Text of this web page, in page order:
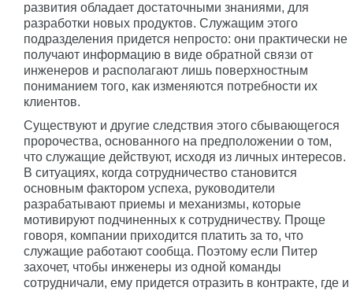
развития обладает достаточными знаниями, для
разработки новых продуктов. Служащим этого
подразделения придется непросто: они практически не
получают информацию в виде обратной связи от
инженеров и располагают лишь поверхностным
пониманием того, как изменяются потребности их
клиентов.
Существуют и другие следствия этого сбывающегося
пророчества, основанного на предположении о том,
что служащие действуют, исходя из личных интересов.
В ситуациях, когда сотрудничество становится
основным фактором успеха, руководители
разрабатывают приемы и механизмы, которые
мотивируют подчиненных к сотрудничеству. Проще
говоря, компании приходится платить за то, что
служащие работают сообща. Поэтому если Питер
захочет, чтобы инженеры из одной команды
сотрудничали, ему придется отразить в контракте, где и